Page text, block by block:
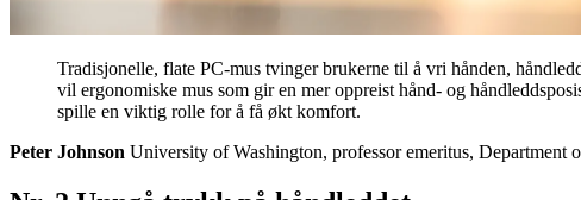
Tradisjonelle, flate PC-mus tvinger brukerne til å vri hånden,
vil ergonomiske mus som gir en mer oppreist hånd- og
spille en viktig rolle for å få økt komfort.
Peter Johnson University of Washington, professor emeritus, Department